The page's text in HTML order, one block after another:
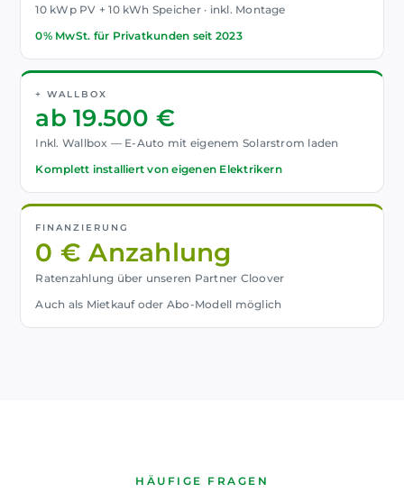
10 kWp PV + 10 kWh Speicher · inkl. Montage
0% MwSt. für Privatkunden seit 2023
+ WALLBOX
ab 19.500 €
Inkl. Wallbox — E-Auto mit eigenem Solarstrom laden
Komplett installiert von eigenen Elektrikern
FINANZIERUNG
0 € Anzahlung
Ratenzahlung über unseren Partner Cloover
Auch als Mietkauf oder Abo-Modell möglich
HÄUFIGE FRAGEN